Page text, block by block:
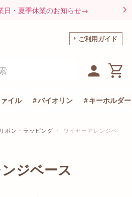
日・夏季休業のお知らせ→
ご利用ガイド
イル バイオリン キーホルダー
ボン・ラッピング
ワイヤーアレンジベ
ジベース